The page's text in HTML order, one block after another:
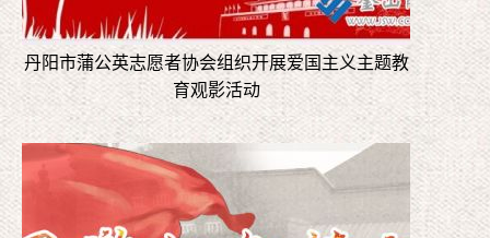
丹阳市蒲公英志愿者协会组织开展爱国主义主题教
育观影活动